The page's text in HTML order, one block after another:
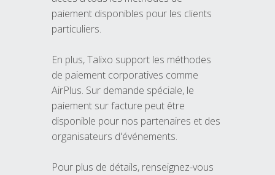
paiement disponibles pour les clients
particuliers.
En plus, Talixo support les méthodes
de paiement corporatives comme
AirPlus. Sur demande spéciale, le
paiement sur facture peut être
disponible pour nos partenaires et des
organisateurs d'événements.
Pour plus de détails, renseignez-vous